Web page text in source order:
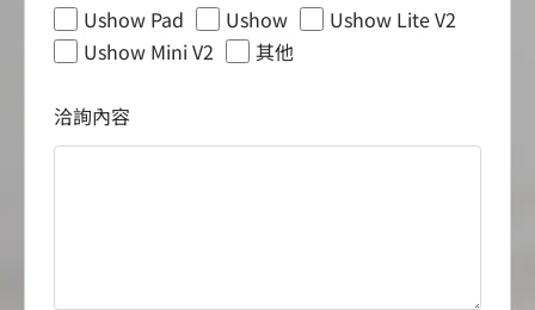
Ushow Pad
Ushow
Ushow Lite V2
Ushow Mini V2
其他
洽詢內容